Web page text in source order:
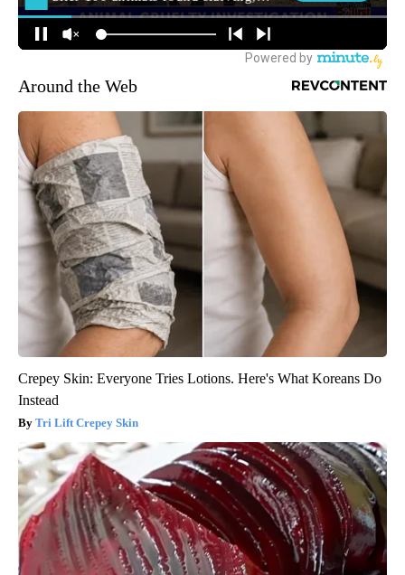
Around the Web
Crepey Skin: Everyone Tries Lotions. Here's What Koreans Do
Instead
Tri Lift Crepey Skin